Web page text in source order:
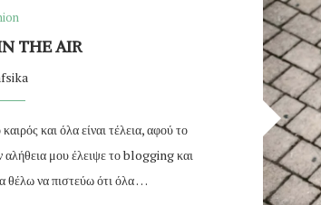
THE AIR
καιρός και όλα είναι τέλεια, αφού το
αλήθεια μου έλειψε το blogging και
θέλω να πιστεύω ότι όλα …